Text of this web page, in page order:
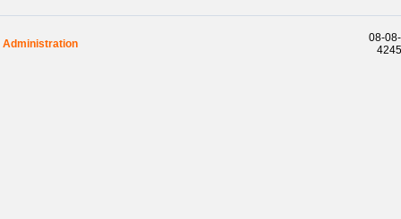
Administration
08-